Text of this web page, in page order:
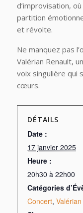
d’improvisation,
partition
et révolte.
Ne manquez pas
Valérian Renault,
voix singulière qui
cœurs.
DÉTAILS
Date :
17 janvier 2025
Heure :
20h30 à 22h00
Catégories
Concert,